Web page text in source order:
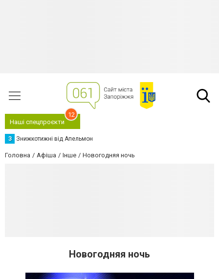
Наші спецпроєкти
12
З Знижкотижні від Апельмон
Головна Афіша Інше Новогодняя ночь
Новогодняя ночь